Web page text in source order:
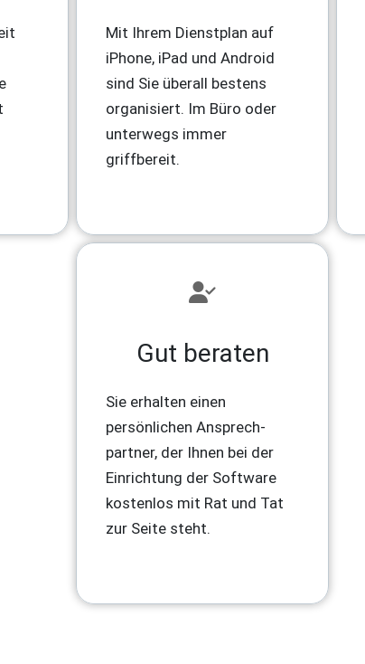
Mit Ihrem Dienstplan auf
iPhone, iPad und Android
sind Sie überall bestens
organisiert. Im Büro oder
unterwegs immer
griffbereit.
Gut beraten
Sie erhalten einen
persönlichen Ansprech-
partner, der Ihnen bei der
Einrichtung der Software
kostenlos mit Rat und Tat
zur Seite steht.